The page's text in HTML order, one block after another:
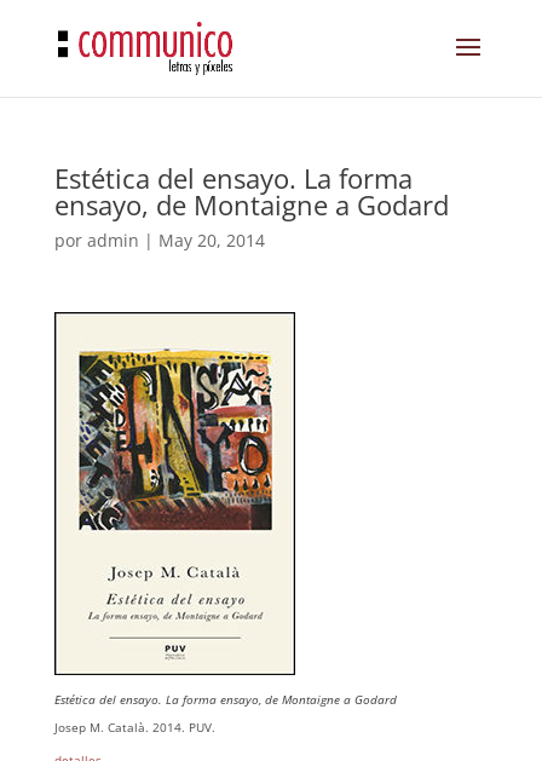
Estética del ensayo. La forma
ensayo, de Montaigne a Godard
por admin | May 20, 2014
Estética del ensayo. La forma ensayo, de Montaigne a Godard
Josep M. Català. 2014. PUV.